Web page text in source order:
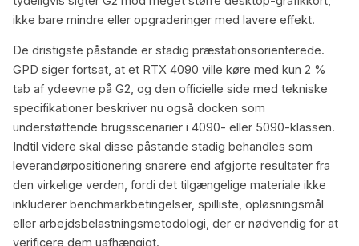
ikke bare mindre eller opgraderinger med lavere effekt.
De dristigste påstande er stadig præstationsorienterede.
GPD siger fortsat, at et RTX 4090 ville køre med kun 2 %
tab af ydeevne på G2, og den officielle side med tekniske
specifikationer beskriver nu også docken som
understøttende brugsscenarier i 4090- eller 5090-klassen.
Indtil videre skal disse påstande stadig behandles som
leverandørpositionering snarere end afgjorte resultater fra
den virkelige verden, fordi det tilgængelige materiale ikke
inkluderer benchmarkbetingelser, spilliste, opløsningsmål
eller arbejdsbelastningsmetodologi, der er nødvendig for at
verificere dem uafhængigt.